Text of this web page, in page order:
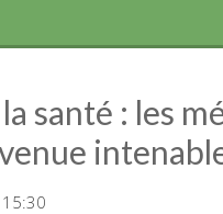
santé : les